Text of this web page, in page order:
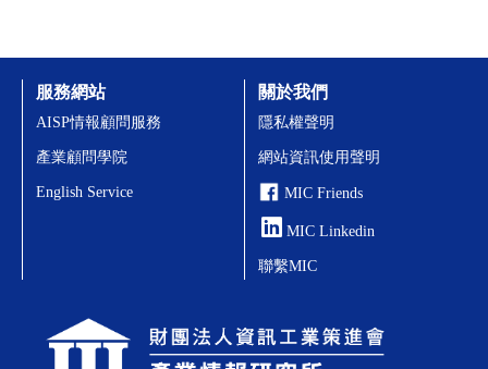
服務網站
AISP情報顧問服務
產業顧問學院
English Service
關於我們
隱私權聲明
網站資訊使用聲明
MIC Friends
MIC Linkedin
聯繫MIC